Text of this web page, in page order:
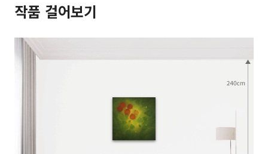
작품 걸어보기